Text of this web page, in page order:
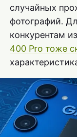
случайных
фотографий.
конкурентам
400 Pro тоже